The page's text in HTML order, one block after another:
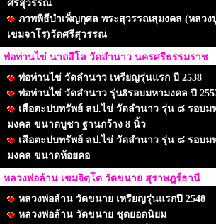
ศรีสุวรรณ
ภาพพิธีบำเพ็ญกุศล พระสุวรรณสุมงคล (หลวง
เขมจาโร)วัดศรีสุวรรณ
พ่อท่านไข่ นาถสีโล วัดลำนาว นครศรีธรรมราช
พ่อท่านไข่ วัดลำนาว เหรียญรุ่นแรก ปี 2538
พ่อท่านไข่ วัดลำนาว รุ่น8รอบมหามงคล ปี
เสือตะปบทรัพย์ ลป.ไข่ วัดลำนาว รุ่น ๘ รอบม
มงคล ขนาดบูชา ฐานกว้าง 8 นิ้ว
เสือตะปบทรัพย์ ลป.ไข่ วัดลำนาว รุ่น ๘ รอบม
มงคล ขนาดห้อยคอ
หลวงพ่อล้าน เขมจิตฺโต วัดขนาย สุราษฎร์ธานี
หลวงพ่อล้าน วัดขนาย เหรียญรุ่นแรกปี 2548
หลวงพ่อล้าน วัดขนาย ชุดยอดนิยม